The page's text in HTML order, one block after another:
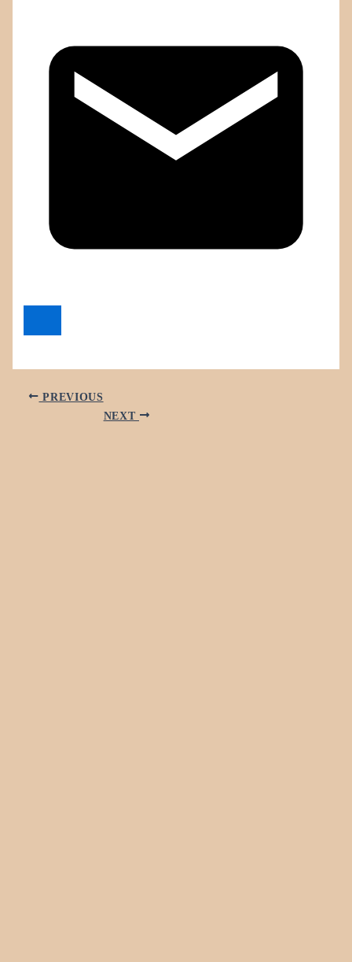
PREVIOUS
NEXT